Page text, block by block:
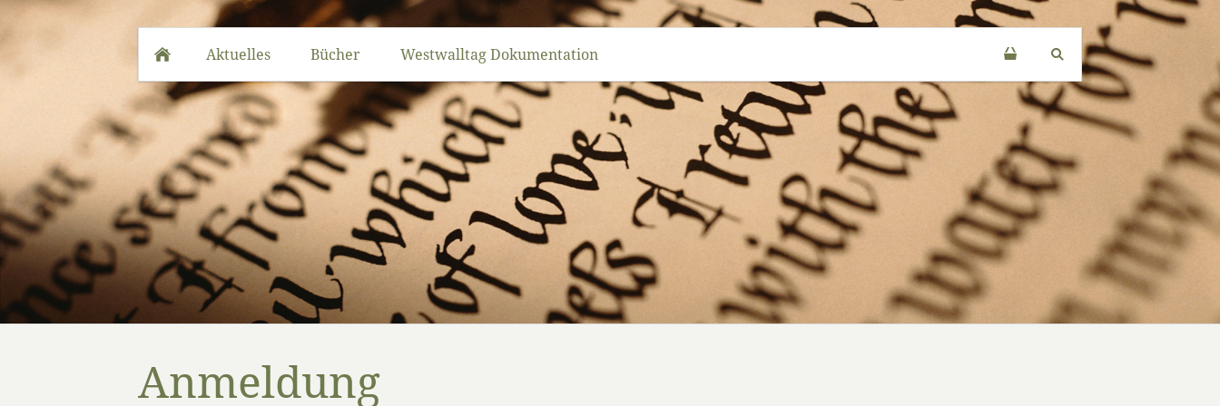
Aktuelles Bücher Westwalltag Dokumentation
Anmeldung